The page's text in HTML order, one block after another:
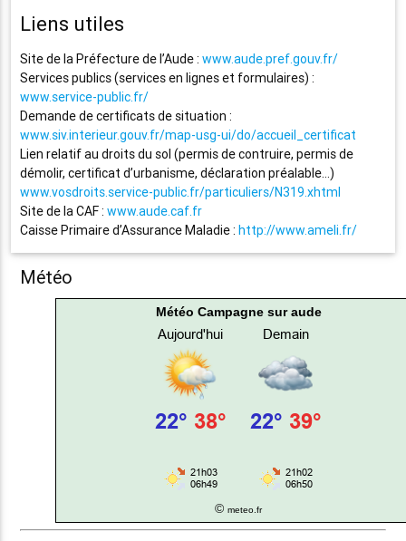
Liens utiles
Site de la Préfecture de l’Aude :www.aude.pref.gouv.fr/
Services publics (services en lignes et formulaires) :
www.service-public.fr/
Demande de certificats de situation :
www.siv.interieur.gouv.fr/map-usg-ui/do/accueil_certificat
Lien relatif au droits du sol (permis de contruire, permis de
démolir, certificat d’urbanisme, déclaration préalable…)
www.vosdroits.service-public.fr/particuliers/N319.xhtml
Site de la CAF :www.aude.caf.fr
Caisse Primaire d’Assurance Maladie : http://www.ameli.fr/
Météo
Météo Campagne sur aude
© meteo.fr